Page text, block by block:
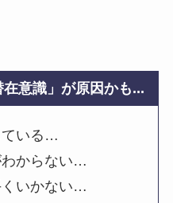
意識」が原因かも...
ている…
わからない…
くいかない…